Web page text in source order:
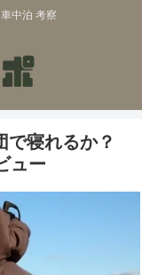
中泊 考察
で寝れるか？
ュー